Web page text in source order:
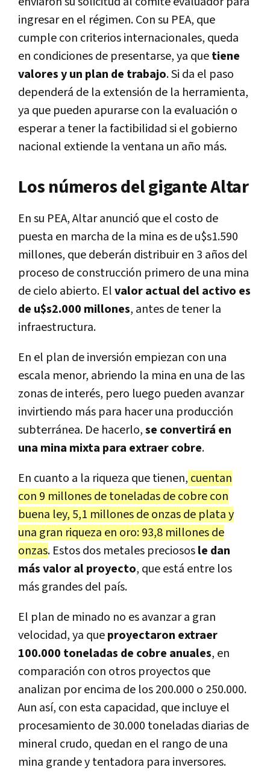
ingresar en el régimen. Con su PEA, que
cumple con criterios internacionales, queda
en condiciones de presentarse, ya quetiene
valores y un plan de trabajo. Si da el paso
dependerá de la extensión de la herramienta,
ya que pueden apurarse con la evaluación o
esperar a tener la factibilidad si el gobierno
nacional extiende la ventana un año más.
Los números del gigante Altar
En su PEA, Altar anunció que el costo de
puesta en marcha de la mina es de u$s1.590
millones, que deberán distribuir en 3 años del
proceso de construcción primero de una mina
de cielo abierto. Elvalor actual del activo es
de u$s2.000 millones, antes de tener la
infraestructura.
En el plan de inversión empiezan con una
escala menor, abriendo la mina en una de las
zonas de interés, pero luego pueden avanzar
invirtiendo más para hacer una producción
subterránea. De hacerlo,se convertirá en
una mina mixta para extraer cobre.
En cuanto a la riqueza que tienen, cuentan
con 9 millones de toneladas de cobre con
buena ley, 5,1 millones de onzas de plata y
una gran riqueza en oro: 93,8 millones de
onzas. Estos dos metales preciososle dan
más valor al proyecto, que está entre los
más grandes del país.
El plan de minado no es avanzar a gran
velocidad, ya queproyectaron extraer
100.000 toneladas de cobre anuales, en
comparación con otros proyectos que
analizan por encima de los 200.000 o 250.000.
Aun así, con esta capacidad, que incluye el
procesamiento de 30.000 toneladas diarias de
mineral crudo, quedan en el rango de una
mina grande y tentadora para inversores.